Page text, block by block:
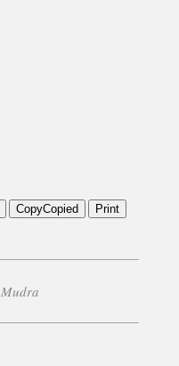
CopyCopied Print
Mudra